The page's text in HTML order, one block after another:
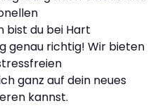
bist du bei Hart
genau richtig! Wir bieten
ganz auf dein neues
kannst.